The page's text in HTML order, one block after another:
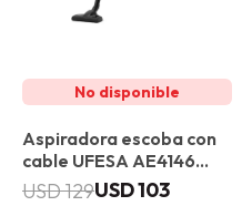
Aspiradora escoba con
cable UFESA AE4146
Oasis
USD103
USD129